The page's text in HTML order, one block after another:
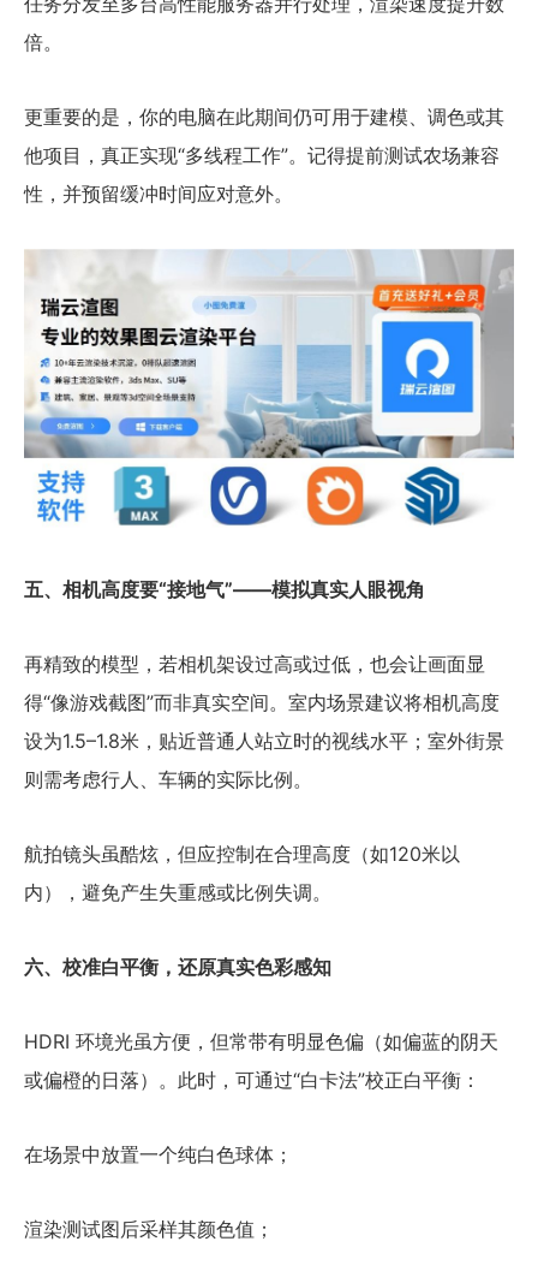
倍。
更重要的是，你的电脑在此期间仍可用于建模、调色或其
他项目，真正实现“多线程工作”。记得提前测试农场兼容
性，并预留缓冲时间应对意外。
五、相机高度要“接地气”——模拟真实人眼视角
再精致的模型，若相机架设过高或过低，也会让画面显
得“像游戏截图”而非真实空间。室内场景建议将相机高度
设为1.5–1.8米，贴近普通人站立时的视线水平；室外街景
则需考虑行人、车辆的实际比例。
航拍镜头虽酷炫，但应控制在合理高度（如120米以
内），避免产生失重感或比例失调。
六、校准白平衡，还原真实色彩感知
HDRI 环境光虽方便，但常带有明显色偏（如偏蓝的阴天
或偏橙的日落）。此时，可通过“白卡法”校正白平衡：
在场景中放置一个纯白色球体；
渲染测试图后采样其颜色值；